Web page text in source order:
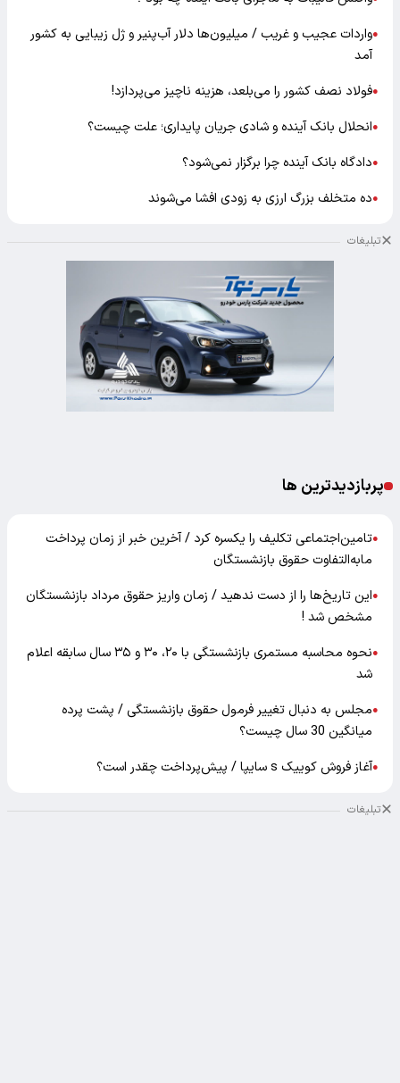
●واردات عجیب و غریب / میلیون‌ها دلار آب‌پنیر و ژل زیبایی به کشور
آمد
●فولاد نصف کشور را می‌بلعد، هزینه ناچیز می‌پردازد!
●انحلال بانک آینده و شادی جریان پایداری؛ علت چیست؟
●دادگاه بانک آینده چرا برگزار نمی‌شود؟
●ده متخلف بزرگ ارزی به زودی افشا می‌شوند
تبلیغات
پربازدیدترین ها
●تامین‌اجتماعی تکلیف را یکسره کرد / آخرین خبر از زمان پرداخت
مابه‌التفاوت حقوق بازنشستگان
●این تاریخ‌ها را از دست ندهید / زمان واریز حقوق مرداد بازنشستگان
مشخص شد !
●
نحوه محاسبه مستمری بازنشستگی با ۲۰، ۳۰ و ۳۵ سال سابقه اعلام
شد
●مجلس به دنبال تغییر فرمول حقوق بازنشستگی / پشت پرده
میانگین 30 سال چیست؟
●آغاز فروش کوییک s سایپا / پیش‌پرداخت چقدر است؟
تبلیغات